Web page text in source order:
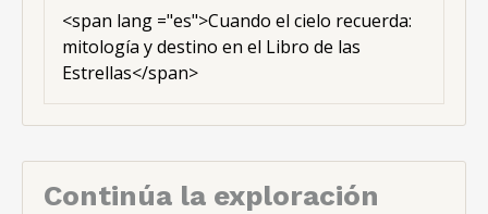
<span lang ="es">Cuando el cielo recuerda:
mitología y destino en el Libro de las
Estrellas</span>
Continúa la exploración